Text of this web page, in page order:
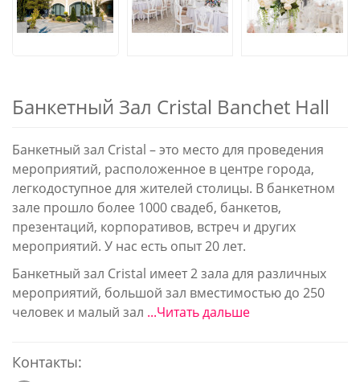
Банкетный Зал Cristal Banchet Hall
Банкетный зал Cristal – это место для проведения
мероприятий, расположенное в центре города,
легкодоступное для жителей столицы. В банкетном
зале прошло более 1000 свадеб, банкетов,
презентаций, корпоративов, встреч и других
мероприятий. У нас есть опыт 20 лет.
Банкетный зал Cristal имеет 2 зала для различных
мероприятий, большой зал вместимостью до 250
человек и малый зал ...Читать дальше
Контакты: